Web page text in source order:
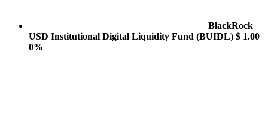
BlackRock
USD Institutional Digital Liquidity Fund (BUIDL) $ 1.00
0%